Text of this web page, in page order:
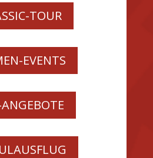
TOUR
EVENTS
ANGEBOTE